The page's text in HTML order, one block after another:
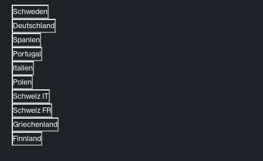
Schweden
Deutschland
Spanien
Portugal
Italien
Polen
Schweiz IT
Schweiz FR
Griechenland
Finnland